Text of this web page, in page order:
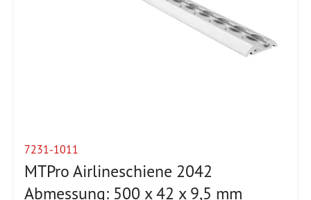
7231-1011
MTPro Airlineschiene 2042
Abmessung: 500 x 42 x 9,5 mm